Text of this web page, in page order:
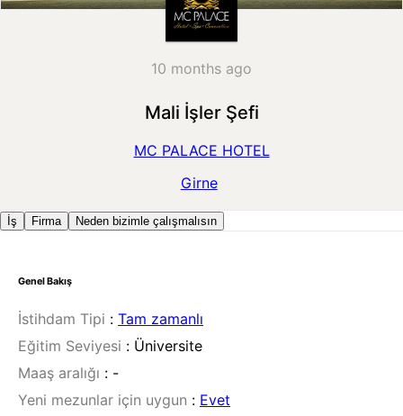
10 months ago
Mali İşler Şefi
MC PALACE HOTEL
Girne
İş Firma Neden bizimle çalışmalısın
Genel Bakış
İstihdam Tipi : Tam zamanlı
Eğitim Seviyesi : Üniversite
Maaş aralığı : -
Yeni mezunlar için uygun : Evet